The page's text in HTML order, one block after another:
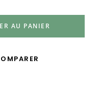
AU PANIER